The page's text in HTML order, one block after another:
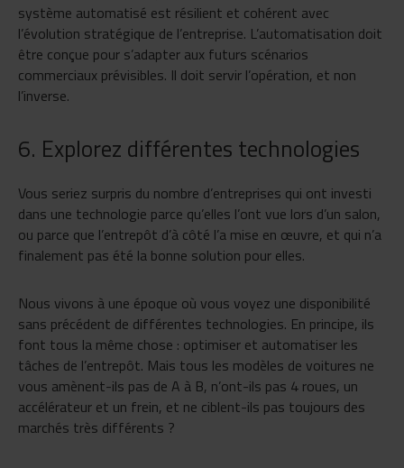
système automatisé est résilient et cohérent avec
l’évolution stratégique de l’entreprise. L’automatisation doit
être conçue pour s’adapter aux futurs scénarios
commerciaux prévisibles. Il doit servir l’opération, et non
l’inverse.
6. Explorez différentes technologies
Vous seriez surpris du nombre d’entreprises qui ont investi
dans une technologie parce qu’elles l’ont vue lors d’un salon,
ou parce que l’entrepôt d’à côté l’a mise en œuvre, et qui n’a
finalement pas été la bonne solution pour elles.
Nous vivons à une époque où vous voyez une disponibilité
sans précédent de différentes technologies. En principe, ils
font tous la même chose : optimiser et automatiser les
tâches de l’entrepôt. Mais tous les modèles de voitures ne
vous amènent-ils pas de A à B, n’ont-ils pas 4 roues, un
accélérateur et un frein, et ne ciblent-ils pas toujours des
marchés très différents ?